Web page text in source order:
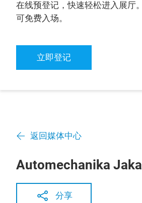
在线预登记，快速轻松进入展厅
可免费入场。
立即登记
返回媒体中心
Automechanika
分享